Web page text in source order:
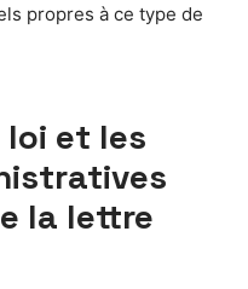
propres à ce type de
loi et les
la lettre